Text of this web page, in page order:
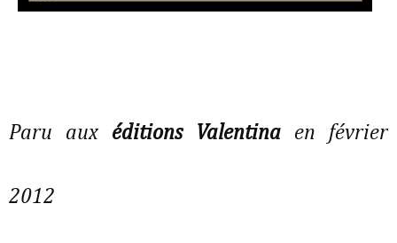
Paru aux éditions Valentina en février
2012